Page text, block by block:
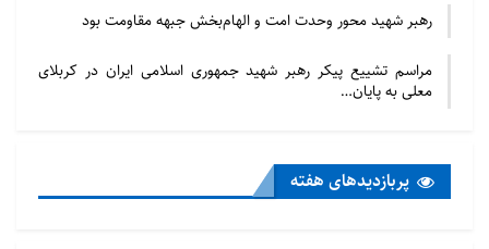
رهبر شهید محور وحدت امت و الهام‌بخش جبهه مقاومت بود
مراسم تشییع پیکر رهبر شهید جمهوری اسلامی ایران در کربلای
معلی به پایان…
پربازدید‌های هفته